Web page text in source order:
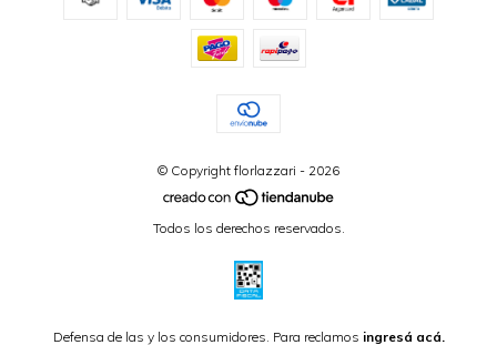
© Copyright florlazzari - 2026
Todos los derechos reservados.
Defensa de las y los consumidores. Para reclamos ingresá acá.